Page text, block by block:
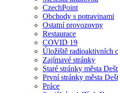
CzechPoint
Obchody s potravinami
Ostatní provozovny
Restaurace
COVID 19
Úložiště radioaktivních
Zajímavé stránky
Staré stránky města
První stránky města
Práce